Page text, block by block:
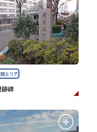
エリア
跡碑